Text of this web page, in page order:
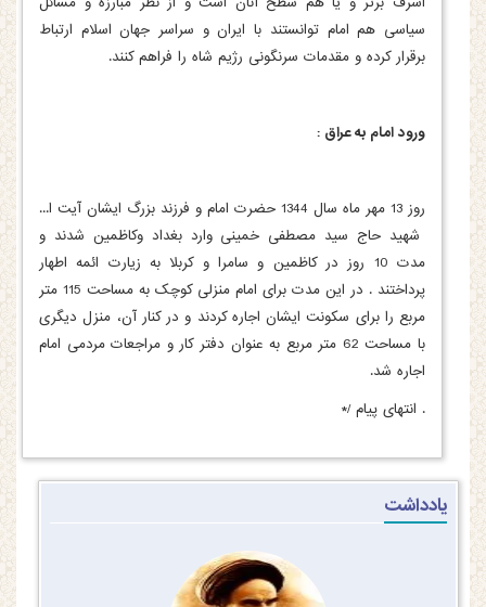
سیاسی هم امام توانستند با ایران و سراسر جهان اسلام ارتباط
برقرار کرده و مقدمات سرنگونی رژیم شاه را فراهم کنند.
ورود امام به عراق :
روز 13 مهر ماه سال 1344 حضرت امام و فرزند بزرگ ایشان آیت ا...
شهید حاج سید مصطفی خمینی وارد بغداد وکاظمین شدند و
مدت 10 روز در کاظمین و سامرا و کربلا به زیارت ائمه اطهار
پرداختند . در این مدت برای امام منزلی کوچک به مساحت 115 متر
مربع را برای سکونت ایشان اجاره کردند و در کنار آن، منزل دیگری
با مساحت 62 متر مربع به عنوان دفتر کار و مراجعات مردمی امام
اجاره شد.
. انتهای پیام /*
یادداشت